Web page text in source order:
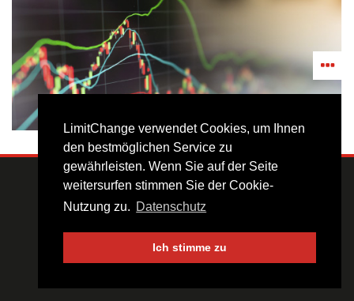
LimitChange verwendet Cookies, um Ihnen
den bestmöglichen Service zu
gewährleisten. Wenn Sie auf der Seite
weitersurfen stimmen Sie der Cookie-
Nutzung zu. Datenschutz
Ich stimme zu
for preferred destinations, holidays at the sea, skiing
tours - Polish zloty (PLN) - Czech Koruna (...
(c) 2023 Limit Change Point
www.limitchange.hu